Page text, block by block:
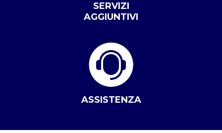
SERVIZI
AGGIUNTIVI
ASSISTENZA